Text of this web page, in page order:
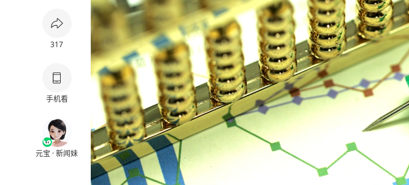
317
手机看
元宝 · 新闻妹